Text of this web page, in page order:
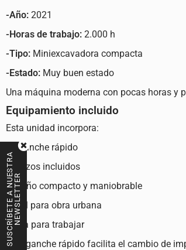
-Año: 2021
-Horas de trabajo: 2.000 h
-Tipo: Miniexcavadora compacta
-Estado: Muy buen estado
Una máquina moderna con pocas horas y
Equipamiento incluido
Esta unidad incorpora:
-Enganche rápido
-3 cazos incluidos
-Diseño compacto y maniobrable
-Ideal para obra urbana
-Lista para trabajar
El enganche rápido facilita el cambio de
S
U
S
C
R
Í
B
E
T
E
A
N
UE
S
T
R
A
N
E
W
S
L
E
T
T
ER